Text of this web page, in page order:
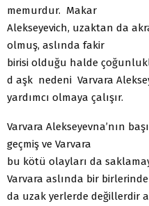
memurdur. Makar
Alekseyevich, uzaktan da
olmuş, aslında fakir
birisi olduğu halde
d aşk nedeni Varvara
yardımcı olmaya çalışır.
Varvara Alekseyevna’nın
geçmiş ve Varvara
bu kötü olayları da
Varvara aslında bir
da uzak yerlerde değillerdir